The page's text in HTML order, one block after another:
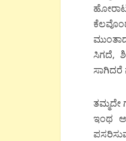
ಸಿಗದೆ,
ಸಾಗಿದರೆ
ತಮ್ಮದೇ
ಇಂಥ